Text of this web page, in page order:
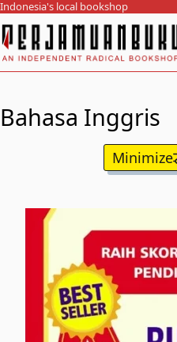
Indonesia's local bookshop
Bahasa Inggris